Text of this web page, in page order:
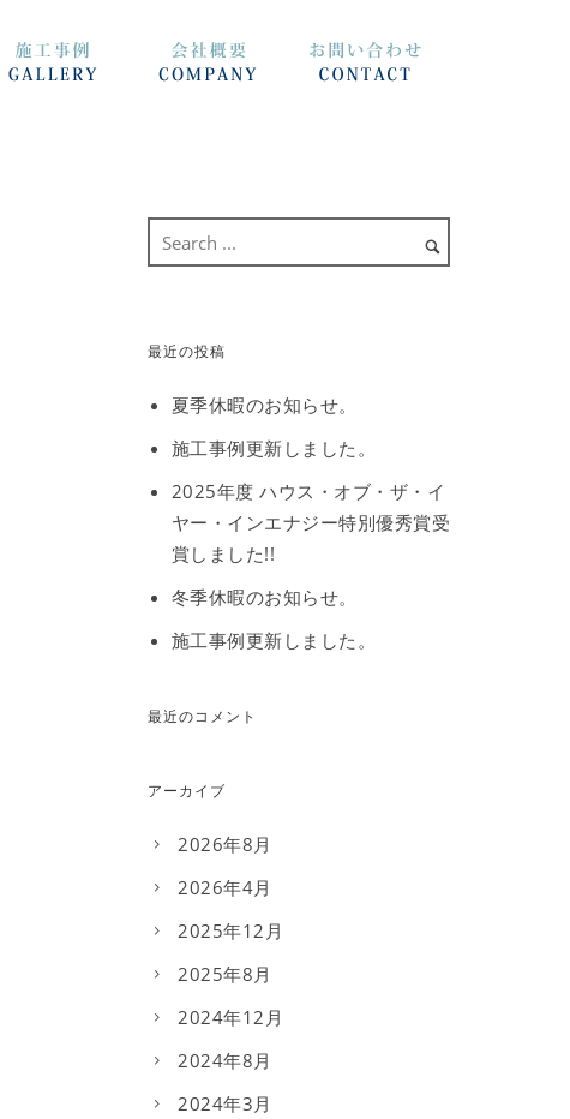
最近の投稿
夏季休暇のお知らせ。
施工事例更新しました。
2025年度 ハウス・オブ・ザ・イ
ヤー・インエナジー特別優秀賞受
賞しました!!
冬季休暇のお知らせ。
施工事例更新しました。
最近のコメント
アーカイブ
2026年8月
2026年4月
2025年12月
2025年8月
2024年12月
2024年8月
2024年3月